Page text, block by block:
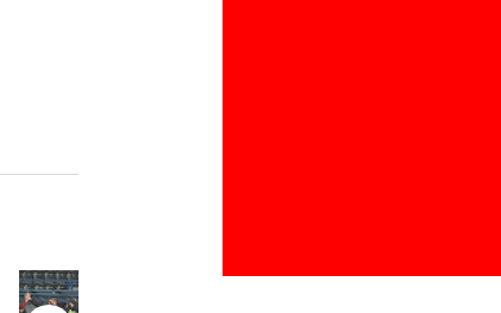
Jucătorul dorit de Pancu în